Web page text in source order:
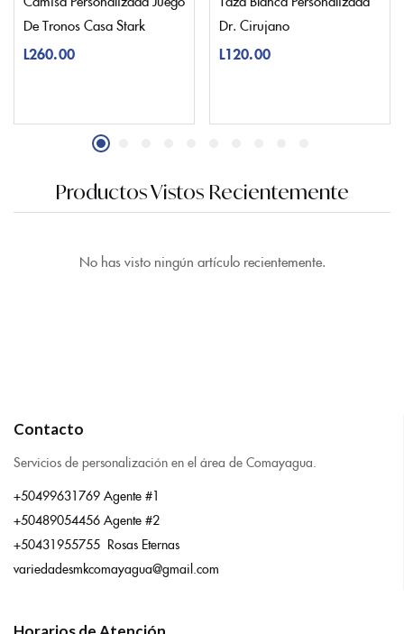
De Tronos Casa Stark
L260.00
Dr. Cirujano
L120.00
Productos Vistos Recientemente
No has visto ningún artículo recientemente.
Contacto
Servicios de personalización en el área de Comayagua.
+50499631769 Agente #1
+50489054456 Agente #2
+50431955755 Rosas Eternas
variedadesmkcomayagua@gmail.com